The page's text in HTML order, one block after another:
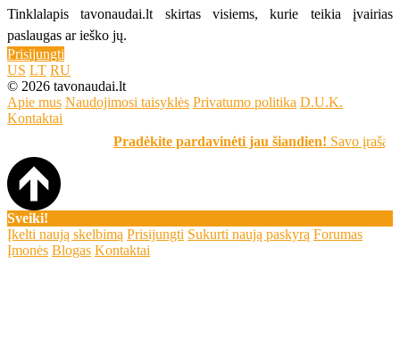
Tinklalapis tavonaudai.lt skirtas visiems, kurie teikia įvairias
paslaugas ar ieško jų.
Prisijungti
US LT RU
© 2026 tavonaudai.lt
Apie mus Naudojimosi taisyklės Privatumo politika D.U.K.
Kontaktai
Pradėkite pardavinėti jau šiandien! Savo įrašą
Sveiki!
Įkelti naują skelbimą Prisijungti Sukurti naują paskyrą Forumas
Įmonės Blogas Kontaktai